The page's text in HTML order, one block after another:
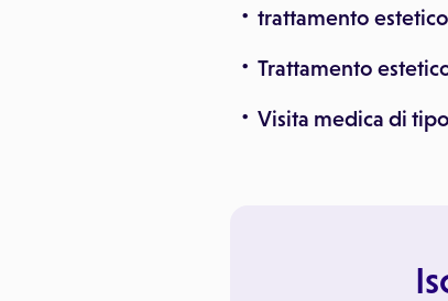
trattamento estetico
Trattamento
Visita medica di